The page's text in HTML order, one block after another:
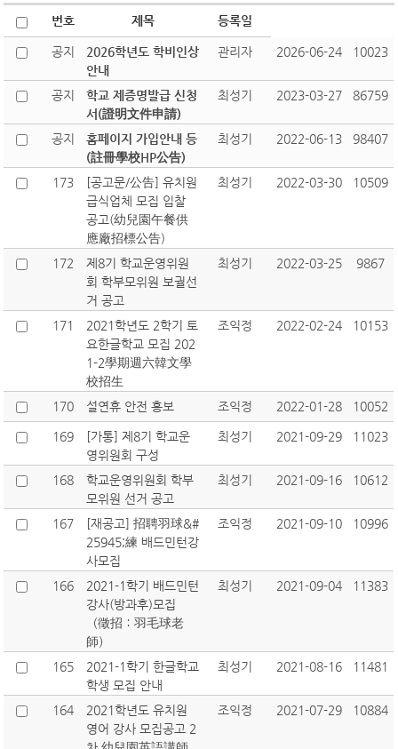
번호 제목 등록일
공지
2026학년도 학비인상
안내
관리자 2026-06-24 10023
공지
학교 제증명발급 신청
서(證明文件申請)
최성기 2023-03-27 86759
공지
홈페이지 가입안내 등
(註冊學校HP公告)
최성기 2022-06-13 98407
173
[공고문/公告] 유치원
급식업체 모집 입찰
공고(幼兒園午餐供
應廠招標公告)
최성기 2022-03-30 10509
172
제8기 학교운영위원
회 학부모위원 보궐선
거 공고
최성기 2022-03-25 9867
171
2021학년도 2학기 토
요한글학교 모집 202
1-2學期週六韓文學
校招生
조익정 2022-02-24 10153
170 설연휴 안전 홍보 조익정 2022-01-28 10052
169
[가통] 제8기 학교운
영위원회 구성
최성기 2021-09-29 11023
168
학교운영위원회 학부
모위원 선거 공고
최성기 2021-09-16 10612
167
[재공고] 招聘羽球&#
25945;練 배드민턴강
사모집
조익정 2021-09-10 10996
166
2021-1학기 배드민턴
강사(방과후)모집
（徵招：羽毛球老
師）
최성기 2021-09-04 11383
165
2021-1학기 한글학교
학생 모집 안내
최성기 2021-08-16 11481
164
2021학년도 유치원
영어 강사 모집공고 2
조익정 2021-07-29 10884